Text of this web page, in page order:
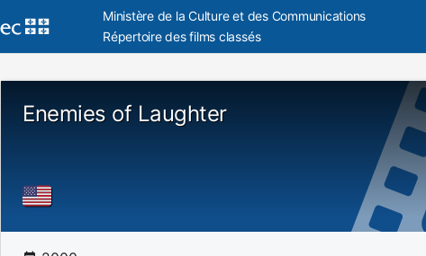
Ministère de la Culture et des Communications
Répertoire des films classés
Enemies of Laughter